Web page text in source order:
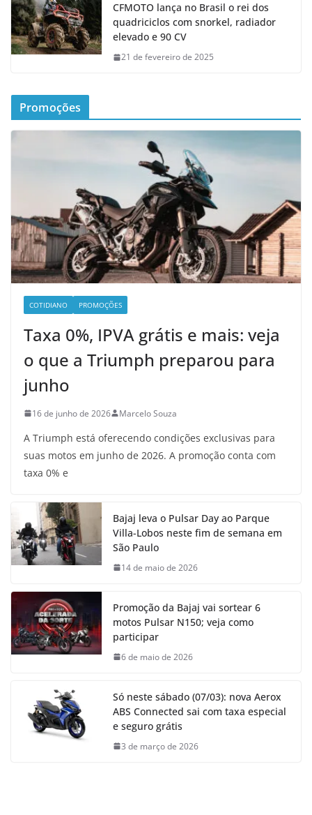
CFMOTO lança no Brasil o rei dos
quadriciclos com snorkel, radiador
elevado e 90 CV
21 de fevereiro de 2025
Promoções
COTIDIANO PROMOÇÕES
Taxa 0%, IPVA grátis e mais: veja
o que a Triumph preparou para
junho
16 de junho de 2026 Marcelo Souza
A Triumph está oferecendo condições exclusivas para
suas motos em junho de 2026. A promoção conta com
taxa 0% e
Bajaj leva o Pulsar Day ao Parque
Villa-Lobos neste fim de semana em
São Paulo
14 de maio de 2026
Promoção da Bajaj vai sortear 6
motos Pulsar N150; veja como
participar
6 de maio de 2026
Só neste sábado (07/03): nova Aerox
ABS Connected sai com taxa especial
e seguro grátis
3 de março de 2026